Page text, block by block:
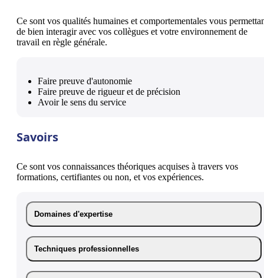
Ce sont vos qualités humaines et comportementales vous
de bien interagir avec vos collègues et votre environnement de
travail en règle générale.
Faire preuve d'autonomie
Faire preuve de rigueur et de précision
Avoir le sens du service
Savoirs
Ce sont vos connaissances théoriques acquises à travers vos
formations, certifiantes ou non, et vos expériences.
Domaines d'expertise
Techniques professionnelles